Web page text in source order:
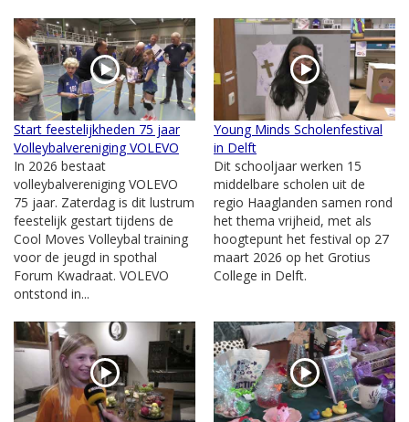
Start feestelijkheden 75 jaar
Volleybalvereniging VOLEVO
In 2026 bestaat
volleybalvereniging VOLEVO
75 jaar. Zaterdag is dit lustrum
feestelijk gestart tijdens de
Cool Moves Volleybal training
voor de jeugd in spothal
Forum Kwadraat. VOLEVO
ontstond in...
Young Minds Scholenfestival
in Delft
Dit schooljaar werken 15
middelbare scholen uit de
regio Haaglanden samen rond
het thema vrijheid, met als
hoogtepunt het festival op 27
maart 2026 op het Grotius
College in Delft.